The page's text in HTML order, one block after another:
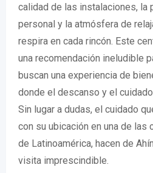
calidad de las instalaciones, la
personal y la atmósfera de
respira en cada rincón. Este
una recomendación ineludible
buscan una experiencia de
donde el descanso y el
Sin lugar a dudas, el cuidado
con su ubicación en una de las
de Latinoamérica, hacen de
visita imprescindible.